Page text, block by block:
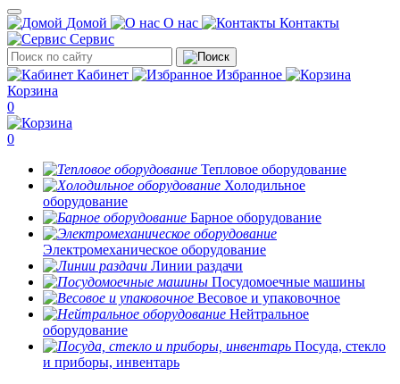
Домой О нас
Контакты
Сервис
Кабинет
Избранное
Корзина
0
0
Тепловое оборудование
Холодильное
оборудование
Барное оборудование
Электромеханическое оборудование
Линии раздачи
Посудомоечные машины
Весовое и упаковочное
Нейтральное
оборудование
Посуда, стекло
и приборы, инвентарь